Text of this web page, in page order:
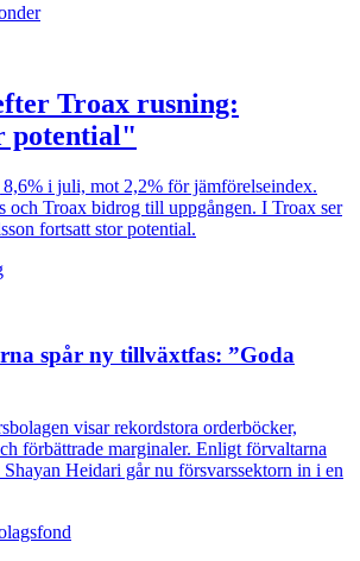
Troax rusning:
potential"
i juli, mot 2,2% för jämförelseindex.
och Troax bidrog till uppgången. I Troax ser
fortsatt stor potential.
spår ny tillväxtfas: ”Goda
visar rekordstora orderböcker,
förbättrade marginaler. Enligt förvaltarna
Heidari går nu försvarssektorn in i en